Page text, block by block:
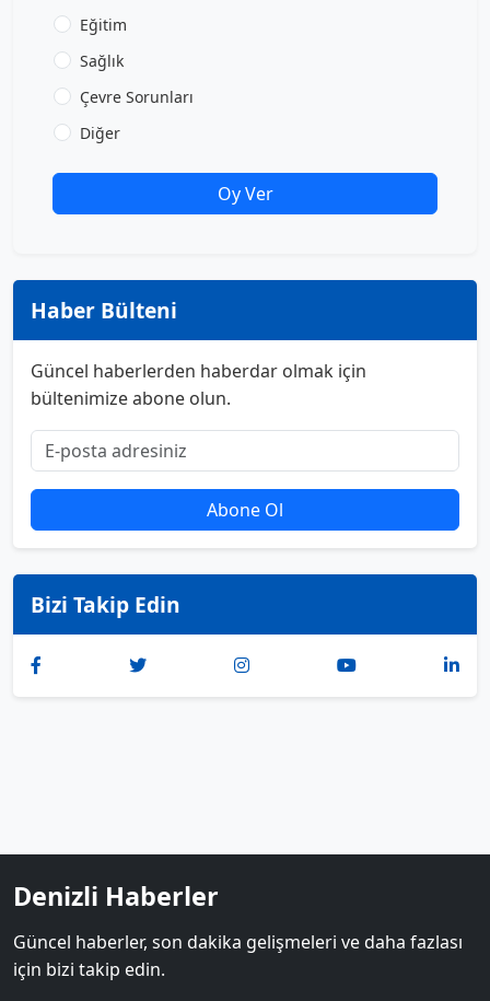
Eğitim
Sağlık
Çevre Sorunları
Diğer
Oy Ver
Haber Bülteni
Güncel haberlerden haberdar olmak için
bültenimize abone olun.
Abone Ol
Bizi Takip Edin
Denizli Haberler
Güncel haberler, son dakika gelişmeleri ve daha fazlası
için bizi takip edin.